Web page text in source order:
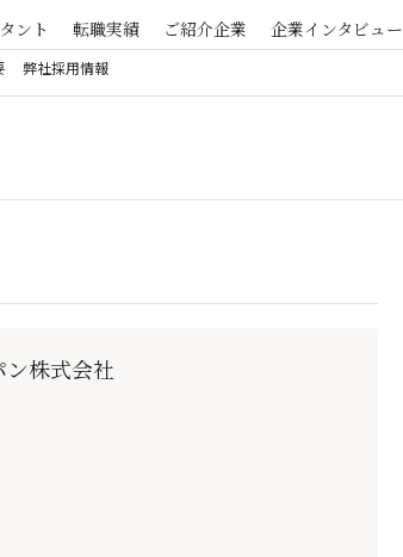
ント 転職実績 ご紹介企業 企業インタビュー
弊社採用情報
株式会社